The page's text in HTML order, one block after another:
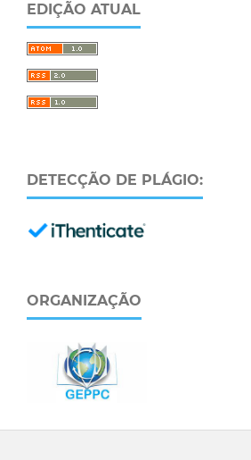
EDIÇÃO ATUAL
DETECÇÃO DE PLÁGIO:
ORGANIZAÇÃO